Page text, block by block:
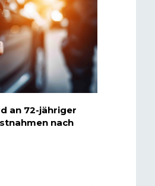
an 72-jähriger
nach